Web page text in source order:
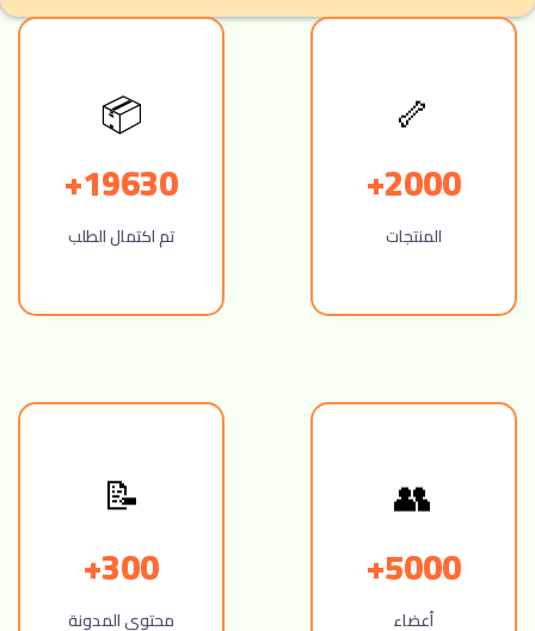
🦴
2000+
المنتجات
📦
19630+
تم اكتمال الطلب
👥
5000+
أعضاء
📝
300+
محتوى المدونة